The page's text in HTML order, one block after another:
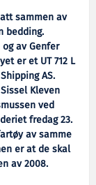
sammen av
bedding.
av Genfer
er et UT 712 L
AS.
Kleven
ved
fredag 23.
av samme
er at de skal
av 2008.